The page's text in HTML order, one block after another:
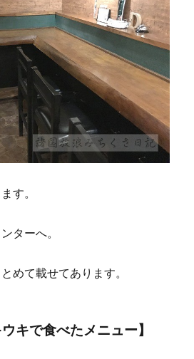
す。
ターへ。
めて載せてあります。
キで食べたメニュー】